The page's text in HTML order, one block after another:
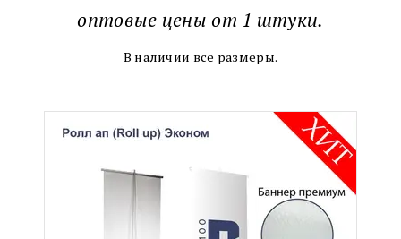
оптовые цены от 1 штуки.
В наличии все размеры.